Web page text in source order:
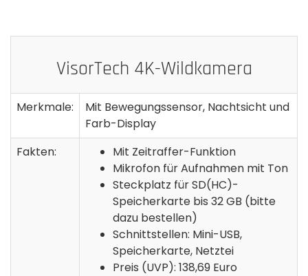
VisorTech 4K-Wildkamera
Merkmale:
Mit Bewegungssensor, Nachtsicht und
Farb-Display
Fakten:
Mit Zeitraffer-Funktion
Mikrofon für Aufnahmen mit Ton
Steckplatz für SD(HC)-
Speicherkarte bis 32 GB (bitte
dazu bestellen)
Schnittstellen: Mini-USB,
Speicherkarte, Netztei
Preis (UVP): 138,69 Euro